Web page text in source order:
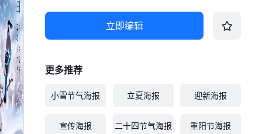
立即编辑
更多推荐
小雪节气海报 立夏海报 迎新海报
宣传海报 二十四节气海报 重阳节海报